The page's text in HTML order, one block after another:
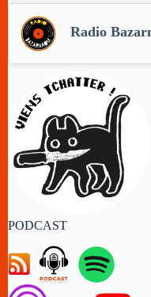
Radio
PODCAST